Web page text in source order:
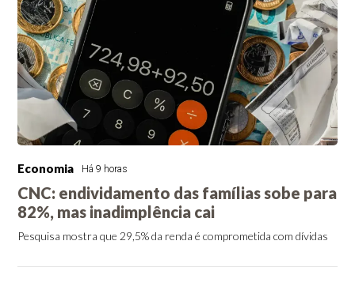
Economia Há 9 horas
CNC: endividamento das famílias sobe para
82%, mas inadimplência cai
Pesquisa mostra que 29,5% da renda é comprometida com dívidas